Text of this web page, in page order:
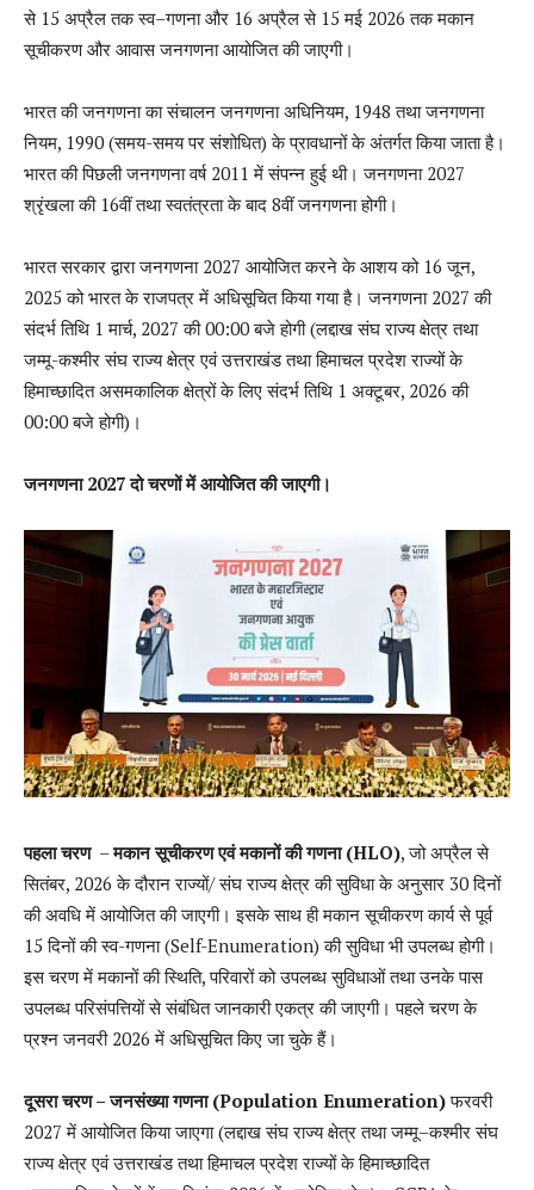
से15 अप्रैल तक स्व–गणना और 16 अप्रैल से15मई 2026तक मकान
सूचीकरण और आवास जनगणना आयोजित की जाएगी।
भारत की जनगणना का संचालन जनगणना अधिनियम, 1948 तथा जनगणना
नियम, 1990 (समय-समय पर संशोधित) के प्रावधानों के अंतर्गत किया जाता है।
भारत की पिछली जनगणना वर्ष 2011 में संपन्न हुई थी। जनगणना 2027
श्रृंखला की 16वीं तथा स्वतंत्रता के बाद 8वीं जनगणना होगी।
भारत सरकार द्वारा जनगणना 2027 आयोजित करने के आशय को 16 जून,
2025 को भारत के राजपत्र में अधिसूचित किया गया है। जनगणना 2027 की
संदर्भ तिथि 1 मार्च, 2027 की 00:00 बजे होगी (लद्दाख संघ राज्य क्षेत्र तथा
जम्मू-कश्मीर संघ राज्य क्षेत्र एवं उत्तराखंड तथा हिमाचल प्रदेश राज्यों के
हिमाच्छादित असमकालिक क्षेत्रों के लिए संदर्भ तिथि 1 अक्टूबर, 2026 की
00:00 बजे होगी)।
जनगणना 2027 दो चरणों में आयोजित की जाएगी।
पहला चरण–मकान सूचीकरण एवं मकानों की गणना (HLO), जो अप्रैल से
सितंबर, 2026 के दौरान राज्यों/ संघ राज्य क्षेत्र की सुविधा के अनुसार 30 दिनों
की अवधि में आयोजित की जाएगी। इसके साथ ही मकान सूचीकरण कार्य से पूर्व
15 दिनों की स्व-गणना (Self-Enumeration) की सुविधा भी उपलब्ध होगी।
इस चरण में मकानों की स्थिति, परिवारों को उपलब्ध सुविधाओं तथा उनके पास
उपलब्ध परिसंपत्तियों से संबंधित जानकारी एकत्र की जाएगी। पहले चरण के
प्रश्न जनवरी 2026 में अधिसूचित किए जा चुके हैं।
दूसरा चरण–जनसंख्या गणना(Population Enumeration) फरवरी
2027में आयोजित किया जाएगा(लद्दाख संघ राज्य क्षेत्र तथा जम्मू–कश्मीर संघ
राज्य क्षेत्र एवं उत्तराखंड तथा हिमाचल प्रदेश राज्यों के हिमाच्छादित